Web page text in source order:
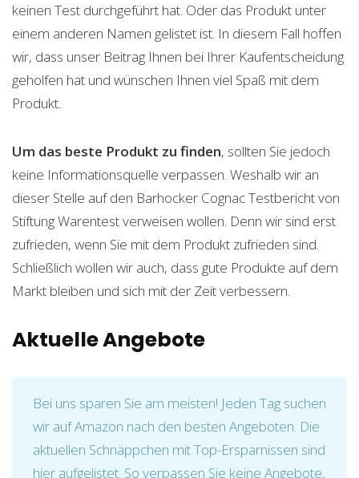
keinen Test durchgeführt hat. Oder das Produkt unter
einem anderen Namen gelistet ist. In diesem Fall hoffen
wir, dass unser Beitrag Ihnen bei Ihrer Kaufentscheidung
geholfen hat und wünschen Ihnen viel Spaß mit dem
Produkt.
Um das beste Produkt zu finden, sollten Sie jedoch
keine Informationsquelle verpassen. Weshalb wir an
dieser Stelle auf den Barhocker Cognac Testbericht von
Stiftung Warentest verweisen wollen. Denn wir sind erst
zufrieden, wenn Sie mit dem Produkt zufrieden sind.
Schließlich wollen wir auch, dass gute Produkte auf dem
Markt bleiben und sich mit der Zeit verbessern.
Aktuelle Angebote
Bei uns sparen Sie am meisten! Jeden Tag suchen
wir auf Amazon nach den besten Angeboten. Die
aktuellen Schnäppchen mit Top-Ersparnissen sind
hier aufgelistet. So verpassen Sie keine Angebote,